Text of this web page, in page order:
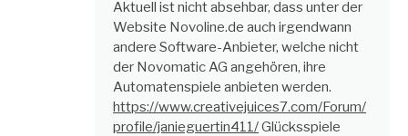
Aktuell ist nicht absehbar, dass unter der
Website Novoline.de auch irgendwann
andere Software-Anbieter, welche nicht
der Novomatic AG angehören, ihre
Automatenspiele anbieten werden.
https://www.creativejuices7.com/Forum/
profile/janieguertin411/Glücksspiele